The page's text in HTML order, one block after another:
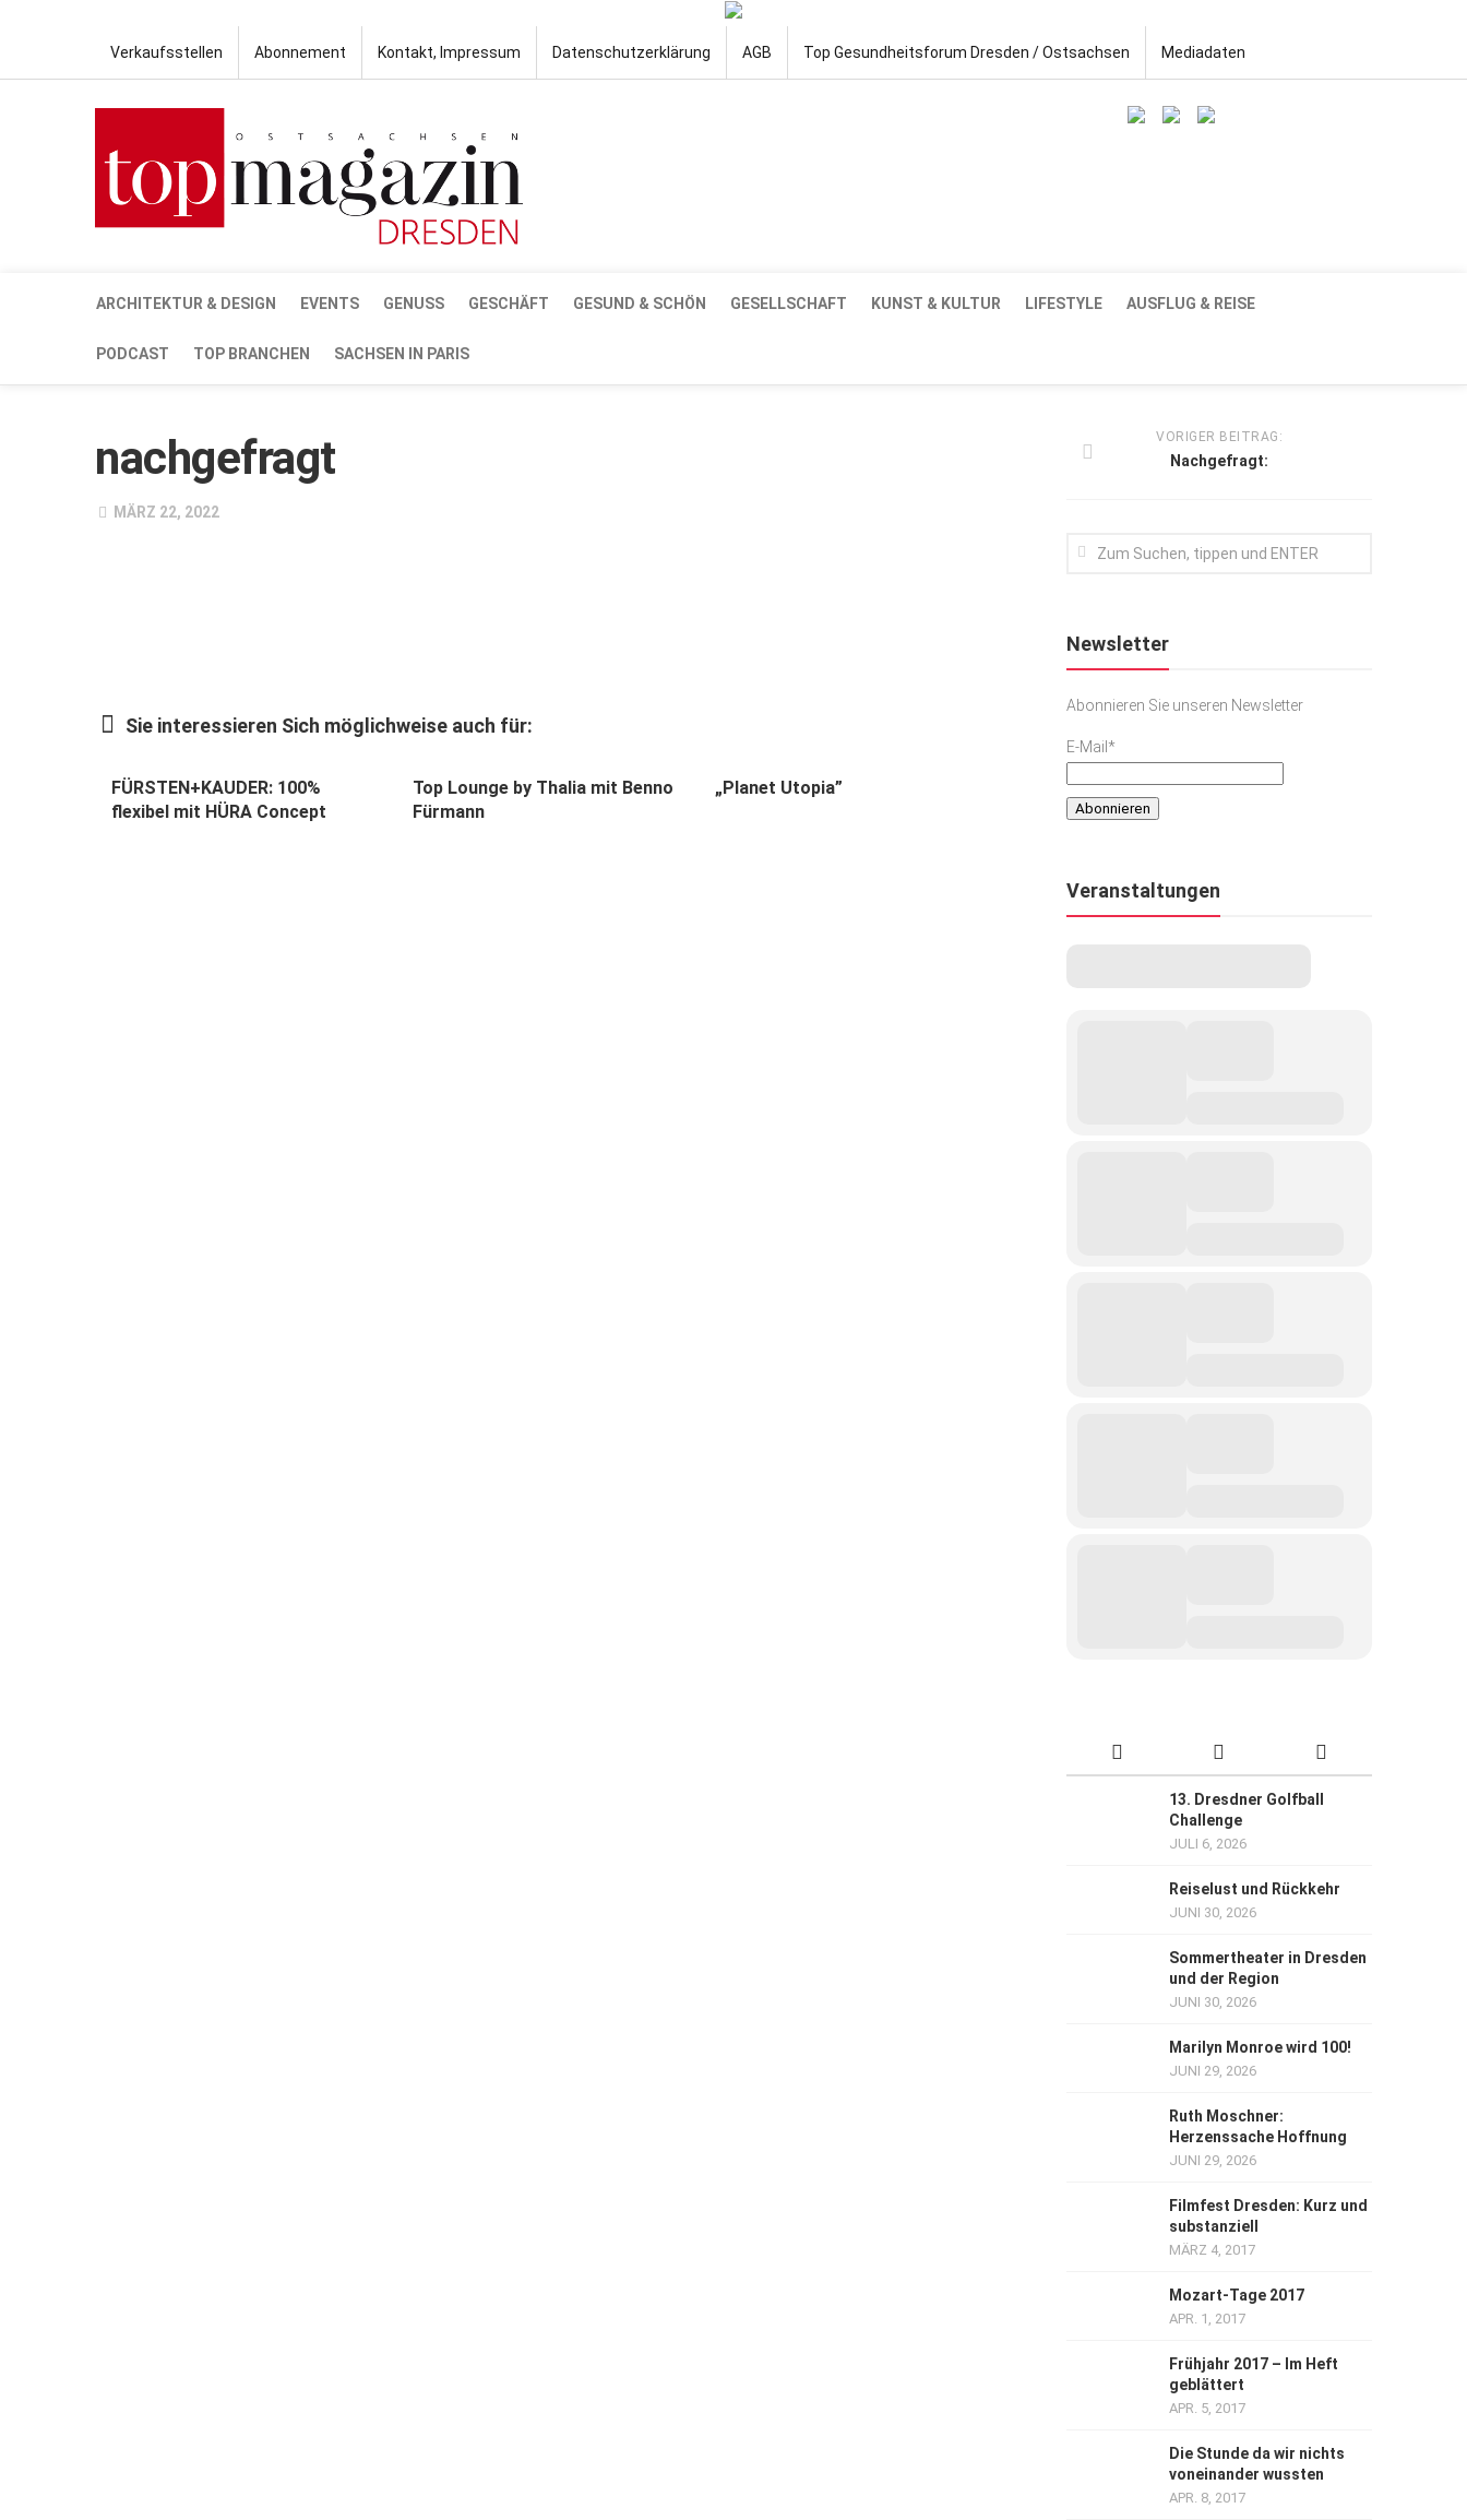
Verkaufsstellen Abonnement Kontakt, Impressum Datenschutzerklärung AGB Top Gesundheitsforum Dresden / Ostsachsen Mediadaten
ARCHITEKTUR & DESIGN EVENTS GENUSS GESCHÄFT GESUND & SCHÖN GESELLSCHAFT KUNST & KULTUR LIFESTYLE AUSFLUG & REISE
PODCAST TOP BRANCHEN SACHSEN IN PARIS
nachgefragt
MÄRZ 22, 2022
Sie interessieren Sich möglichweise auch für:
FÜRSTEN+KAUDER: 100%
flexibel mit HÜRA Concept
Top Lounge by Thalia mit Benno
Fürmann
„Planet Utopia”
VORIGER BEITRAG:
Nachgefragt:
Newsletter
Abonnieren Sie unseren Newsletter
E-Mail*
Veranstaltungen
13. Dresdner Golfball
Challenge
JULI 6, 2026
Reiselust und Rückkehr
JUNI 30, 2026
Sommertheater in Dresden
und der Region
JUNI 30, 2026
Marilyn Monroe wird 100!
JUNI 29, 2026
Ruth Moschner:
Herzenssache Hoffnung
JUNI 29, 2026
Filmfest Dresden: Kurz und
substanziell
MÄRZ 4, 2017
Mozart-Tage 2017
APR. 1, 2017
Frühjahr 2017 – Im Heft
geblättert
APR. 5, 2017
Die Stunde da wir nichts
voneinander wussten
APR. 8, 2017